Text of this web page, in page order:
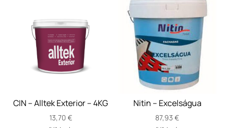
CIN – Alltek Exterior – 4KG
13,70 €
Nitin – Excelságua
87,93€